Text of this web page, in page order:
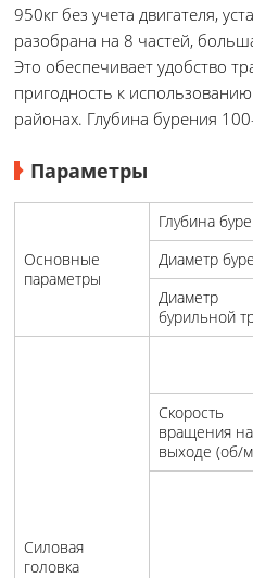
950кг без учета двигателя,
разобрана на 8 частей,
Это обеспечивает удобство
пригодность к
районах. Глубина бурения
Параметры
Основные
параметры
Глубина
Диаметр
Диаметр
бурильной
Силовая
головка
Скорость
вращения на
выходе (об/